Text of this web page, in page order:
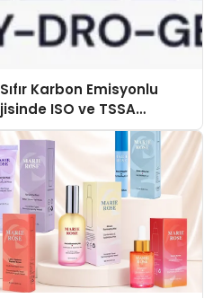
Karbon Emisyonlu
ISO ve TSSA